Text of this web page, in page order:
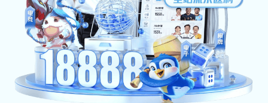
推荐产品系列 干燥设备系列
制粒设备系列 混合设备系列
粉碎设备系列 热源设备系列